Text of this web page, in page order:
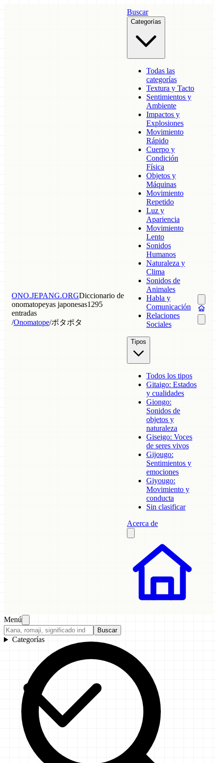
ONO.JEPANG.ORGDiccionario de
onomatopeyas japonesas1295
entradas
/Onomatope/ポタポタ
Buscar
Categorías
Todas las
categorías
Textura y Tacto
Sentimientos y
Ambiente
Impactos y
Explosiones
Movimiento
Rápido
Cuerpo y
Condición
Física
Objetos y
Máquinas
Movimiento
Repetido
Luz y
Apariencia
Movimiento
Lento
Sonidos
Humanos
Naturaleza y
Clima
Sonidos de
Animales
Habla y
Comunicación
Relaciones
Sociales
Tipos
Todos los tipos
Gitaigo: Estados
y cualidades
Giongo:
Sonidos de
objetos y
naturaleza
Giseigo: Voces
de seres vivos
Gijougo:
Sentimientos y
emociones
Giyougo:
Movimiento y
conducta
Sin clasificar
Acerca de
Menú
Buscar
Categorías